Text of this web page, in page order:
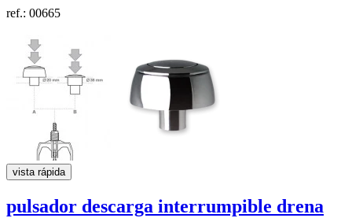
ref.: 00665
vista rápida
pulsador descarga interrumpible drena